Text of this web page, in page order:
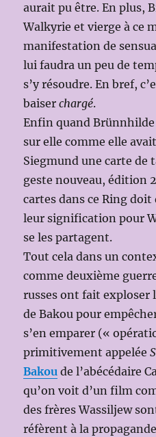
aurait pu être. En plus,
Walkyrie et vierge à ce
manifestation de
lui faudra un peu de
s’y résoudre. En bref,
baiserchargé.
Enfin quand Brünnhilde
sur elle comme elle
Siegmund une carte de
geste nouveau, édition
cartes dans ce Ring
leur signification pour
se les partagent.
Tout cela dans un
comme deuxième
russes ont fait exploser
de Bakou pour
s’en emparer («
primitivement appelée
Bakou de l’abécédaire
qu’on voit d’un film
des frères Wassiljew
réfèrent à la